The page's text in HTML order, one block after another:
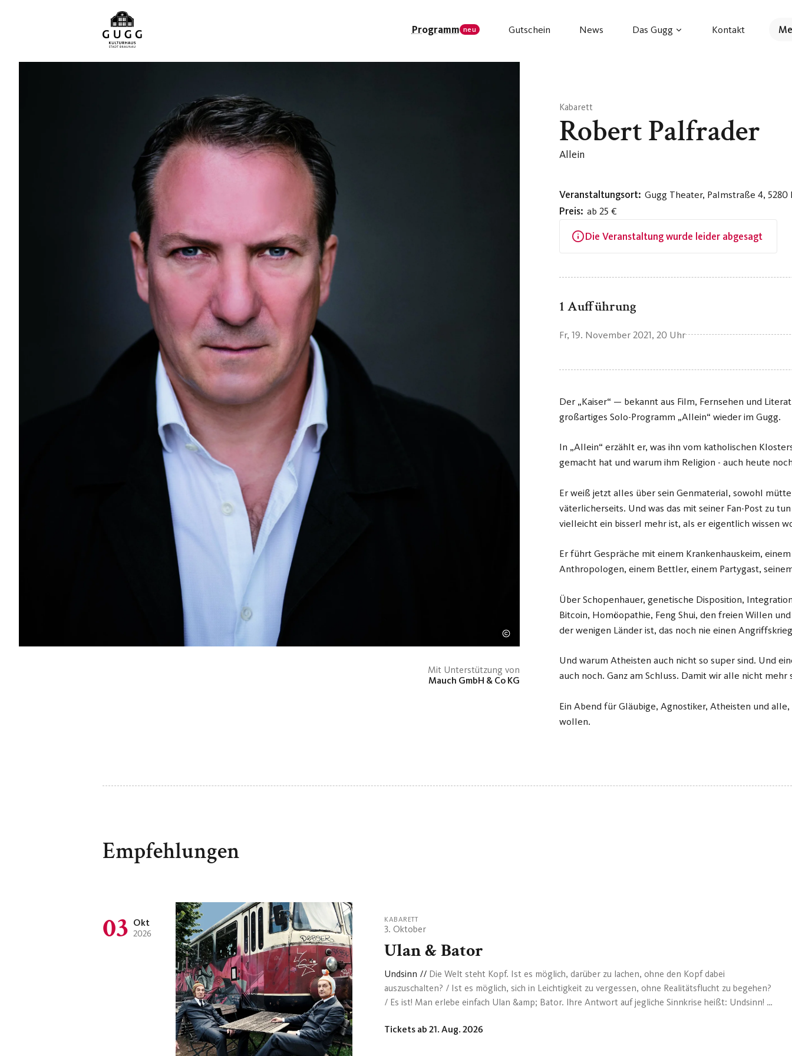
Programm neu Gutschein News Das Gugg Kontakt
Mit Unterstützung von
Mauch GmbH & Co KG
Kabarett
Robert Palfrader
Allein
Veranstaltungsort: Gugg Theater, Palmstraße 4, 5280
Preis: ab 25 €
Die Veranstaltung wurde leider abgesagt
1 Aufführung
Fr, 19. November 2021, 20 Uhr
Der „Kaiser“ — bekannt aus Film, Fernsehen und
großartiges Solo-Programm „Allein“ wieder im Gugg.
In „Allein“ erzählt er, was ihn vom katholischen
gemacht hat und warum ihm Religion - auch heute
Er weiß jetzt alles über sein Genmaterial, sowohl
väterlicherseits. Und was das mit seiner Fan-Post zu
vielleicht ein bisserl mehr ist, als er eigentlich wissen
Er führt Gespräche mit einem Krankenhauskeim,
Anthropologen, einem Bettler, einem Partygast,
Über Schopenhauer, genetische Disposition,
Bitcoin, Homöopathie, Feng Shui, den freien Willen
der wenigen Länder ist, das noch nie einen
Und warum Atheisten auch nicht so super sind. Und
auch noch. Ganz am Schluss. Damit wir alle nicht mehr
Ein Abend für Gläubige, Agnostiker, Atheisten und
wollen.
Empfehlungen
03 Okt
2026
KABARETT
3. Oktober
Ulan & Bator
Undsinn // Die Welt steht Kopf. Ist es möglich, darüber zu lachen, ohne den Kopf dabei
auszuschalten? / Ist es möglich, sich in Leichtigkeit zu vergessen, ohne Realitätsflucht zu begehen?
/ Es ist! Man erlebe einfach Ulan &amp; Bator. Ihre Antwort auf jegliche Sinnkrise heißt: Undsinn! /
beiden preisgekrönten Clowns unter den Intellektuellen, den Künstlern unter den Comedians, den
Tickets ab 21. Aug. 2026